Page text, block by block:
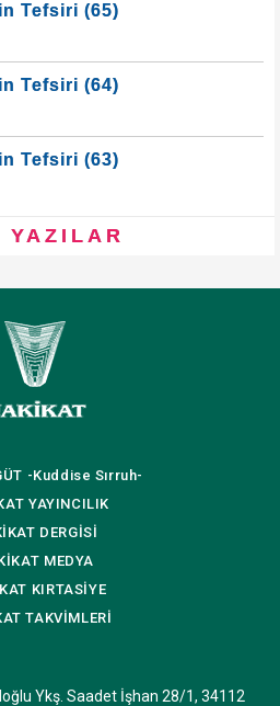
Tefsiri (65)
Tefsiri (64)
Tefsiri (63)
YAZILAR
-Kuddise Sırruh-
YAYINCILIK
DERGİSİ
MEDYA
KIRTASİYE
TAKVİMLERİ
Ykş. Saadet İşhan 28/1, 34112